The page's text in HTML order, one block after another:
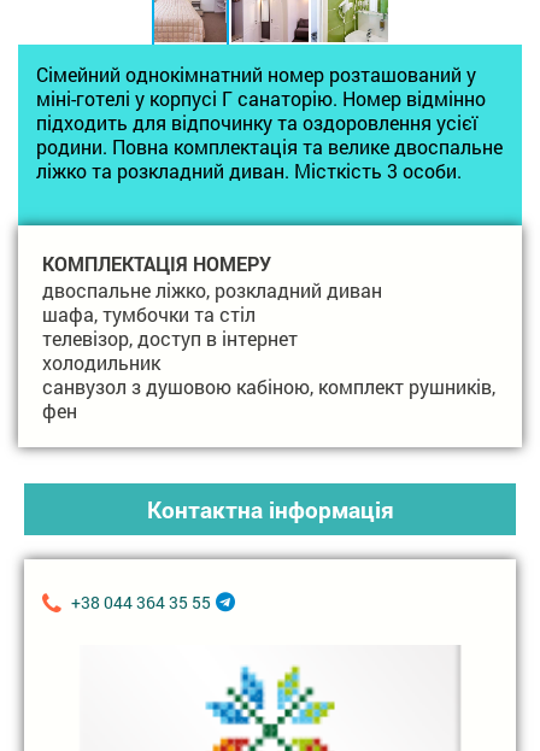
Сімейний однокімнатний номер розташований у
міні-готелі у корпусі Г санаторію. Номер відмінно
підходить для відпочинку та оздоровлення усієї
родини. Повна комплектація та велике двоспальне
ліжко та розкладний диван. Місткість 3 особи.
КОМПЛЕКТАЦІЯ НОМЕРУ
двоспальне ліжко, розкладний диван
шафа, тумбочки та стіл
телевізор, доступ в інтернет
холодильник
санвузол з душовою кабіною, комплект рушників,
фен
Контактна інформація
+38 044 364 35 55